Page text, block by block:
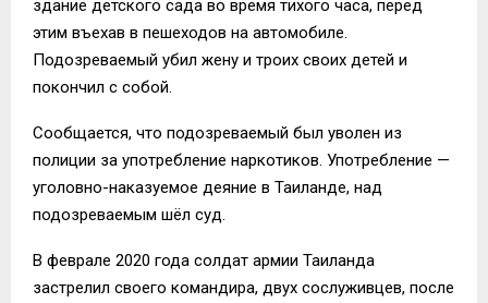
здание детского сада во время тихого часа, перед
этим въехав в пешеходов на автомобиле.
Подозреваемый убил жену и троих своих детей и
покончил с собой.
Сообщается, что подозреваемый был уволен из
полиции за употребление наркотиков. Употребление —
уголовно-наказуемое деяние в Таиланде, над
подозреваемым шёл суд.
В феврале 2020 года солдат армии Таиланда
застрелил своего командира, двух сослуживцев, после